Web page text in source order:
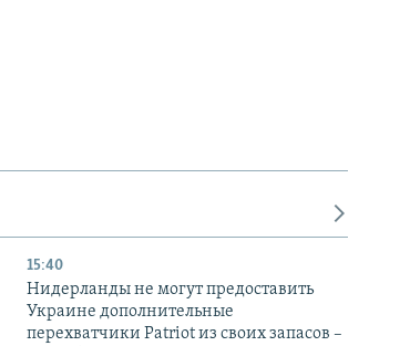
15:40
Нидерланды не могут предоставить
Украине дополнительные
перехватчики Patriot из своих запасов –